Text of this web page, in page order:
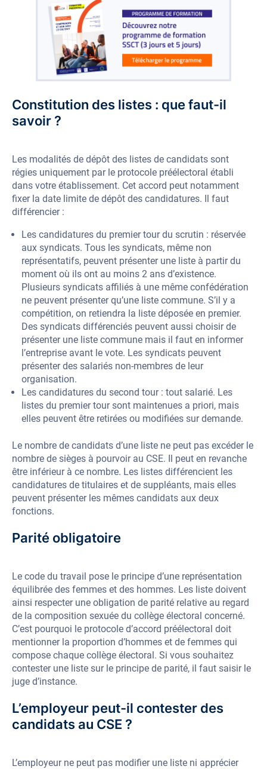
Constitution des listes : que faut-il
savoir ?
Les modalités de dépôt des listes de candidats sont
régies uniquement par le protocole préélectoral établi
dans votre établissement. Cet accord peut notamment
fixer la date limite de dépôt des candidatures. Il faut
différencier :
Les candidatures du premier tour du scrutin : réservée
aux syndicats. Tous les syndicats, même non
représentatifs, peuvent présenter une liste à partir du
moment où ils ont au moins 2 ans d’existence.
Plusieurs syndicats affiliés à une même confédération
ne peuvent présenter qu’une liste commune. S’il y a
compétition, on retiendra la liste déposée en premier.
Des syndicats différenciés peuvent aussi choisir de
présenter une liste commune mais il faut en informer
l’entreprise avant le vote. Les syndicats peuvent
présenter des salariés non-membres de leur
organisation.
Les candidatures du second tour : tout salarié. Les
listes du premier tour sont maintenues a priori, mais
elles peuvent être retirées ou modifiées sur demande.
Le nombre de candidats d’une liste ne peut pas excéder le
nombre de sièges à pourvoir au CSE. Il peut en revanche
être inférieur à ce nombre. Les listes différencient les
candidatures de titulaires et de suppléants, mais elles
peuvent présenter les mêmes candidats aux deux
fonctions.
Parité obligatoire
Le code du travail pose le principe d’une représentation
équilibrée des femmes et des hommes. Les liste doivent
ainsi respecter une obligation de parité relative au regard
de la composition sexuée du collège électoral concerné.
C’est pourquoi le protocole d’accord préélectoral doit
mentionner la proportion d’hommes et de femmes qui
compose chaque collège électoral. Si vous souhaitez
contester une liste sur le principe de parité, il faut saisir le
juge d’instance.
L’employeur peut-il contester des
candidats au CSE ?
L’employeur ne peut pas modifier une liste ni apprécier